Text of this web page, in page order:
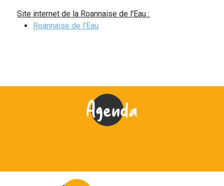
Site internet de la Roannaise de l'Eau :
Roannaise de l'Eau
Agenda